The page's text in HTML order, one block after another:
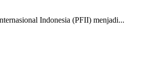
Indonesia (PFII) menjadi...